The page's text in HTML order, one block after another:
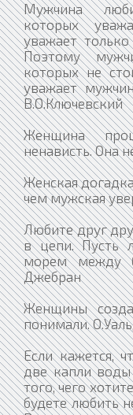
Мужчина
которых
уважает
Поэтому
которых не
уважает
В.О.Ключевский
Женщина
ненависть. Она
Женская
чем мужская
Любите друг
в цепи. Пусть
морем между
Джебран
Женщины
понимали.
Если кажется,
две капли
того, чего
будете любить